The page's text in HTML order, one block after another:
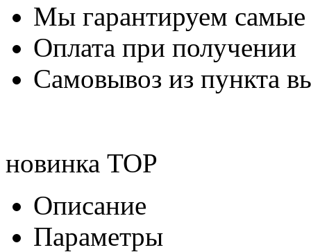
Мы гарантируем
Оплата при получении
Самовывоз из пункта
новинка TOP
Описание
Параметры